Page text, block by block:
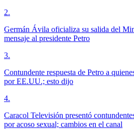
2.
Germán Ávila oficializa su salida del
mensaje al presidente Petro
3.
Contundente respuesta de Petro a
por EE.UU.; esto dijo
4.
Caracol Televisión presentó
por acoso sexual; cambios en el canal